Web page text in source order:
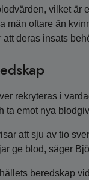
vilket är
män oftare än
deras insats
rekryteras i
ta emot nya
att sju av tio
ge blod, säger
beredskap